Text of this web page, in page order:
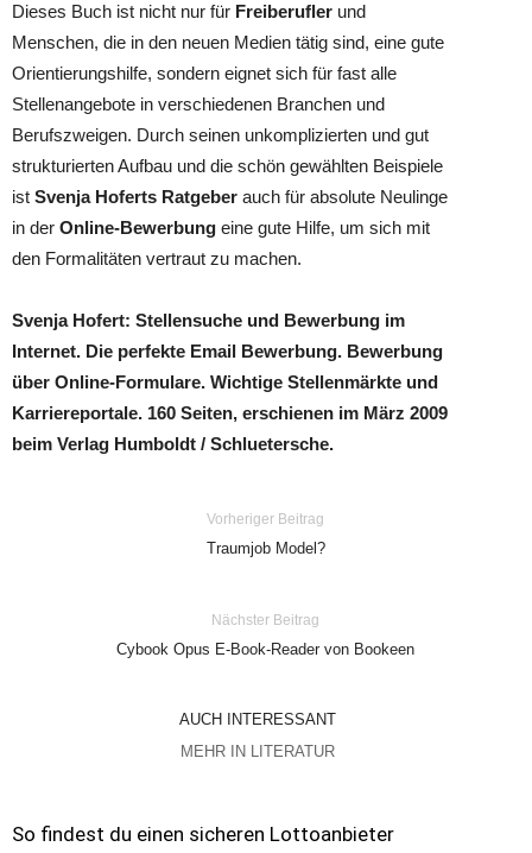
Dieses Buch ist nicht nur für Freiberufler und
Menschen, die in den neuen Medien tätig sind, eine gute
Orientierungshilfe, sondern eignet sich für fast alle
Stellenangebote in verschiedenen Branchen und
Berufszweigen. Durch seinen unkomplizierten und gut
strukturierten Aufbau und die schön gewählten Beispiele
ist Svenja Hoferts Ratgeber auch für absolute Neulinge
in der Online-Bewerbung eine gute Hilfe, um sich mit
den Formalitäten vertraut zu machen.
Svenja Hofert: Stellensuche und Bewerbung im
Internet. Die perfekte Email Bewerbung. Bewerbung
über Online-Formulare. Wichtige Stellenmärkte und
Karriereportale. 160 Seiten, erschienen im März 2009
beim Verlag Humboldt / Schluetersche.
Vorheriger Beitrag
Traumjob Model?
Nächster Beitrag
Cybook Opus E-Book-Reader von Bookeen
AUCH INTERESSANT
MEHR IN LITERATUR
So findest du einen sicheren Lottoanbieter